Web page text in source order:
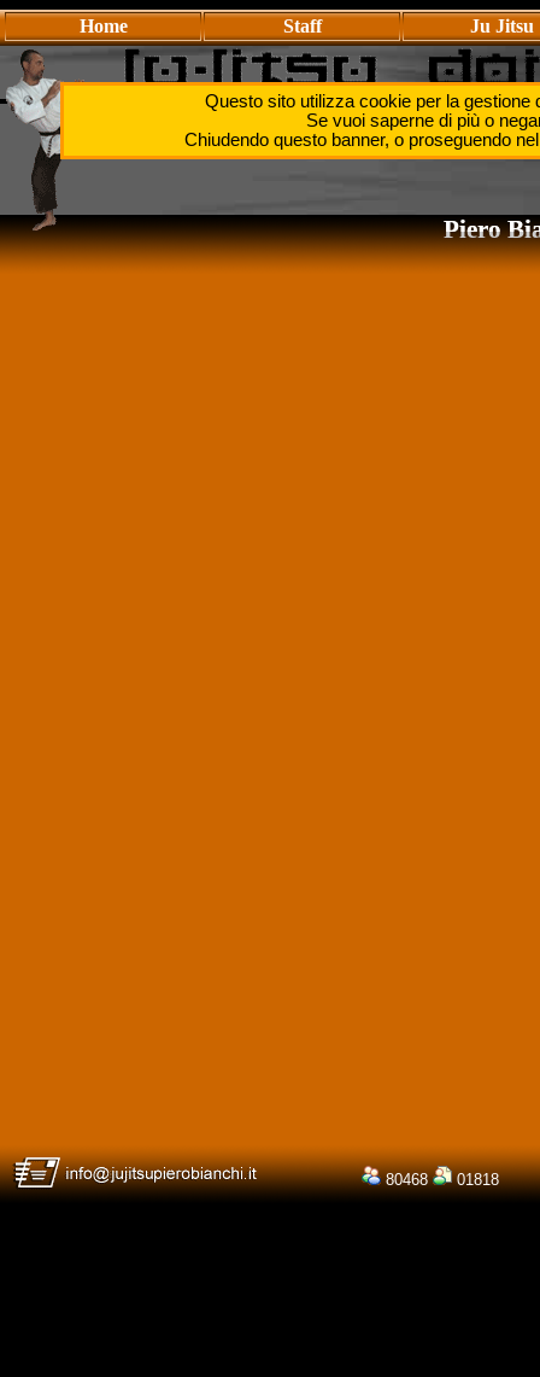
Home Staff Ju Jitsu
Questo sito utilizza cookie per la gestione
Se vuoi saperne di più o
Chiudendo questo banner, o proseguendo
Se provate a lanciare l’avversario quando il suo
porrete voi stessi in una posizione dalla quale
Piero
Piero
80468 01818